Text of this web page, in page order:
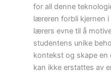
for all denne
læreren forbli kjernen
lærers evne til å
studentens unike
kontekst og skape en
kan ikke erstattes av